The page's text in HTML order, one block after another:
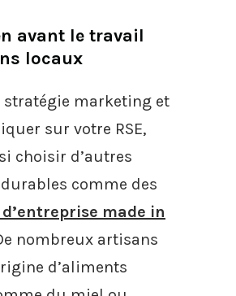
avant le travail
locaux
stratégie marketing et
sur votre RSE,
choisir d’autres
comme des
made in
nombreux artisans
d’aliments